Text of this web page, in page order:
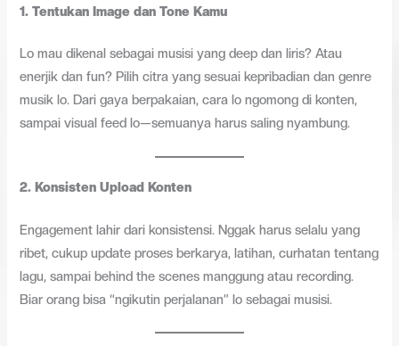
1.Tentukan Image dan Tone Kamu
Lo mau dikenal sebagai musisi yang deep dan liris? Atau
enerjik dan fun? Pilih citra yang sesuai kepribadian dan genre
musik lo. Dari gaya berpakaian, cara lo ngomong di konten,
sampai visual feed lo—semuanya harus saling nyambung.
2.Konsisten Upload Konten
Engagement lahir dari konsistensi. Nggak harus selalu yang
ribet, cukup update proses berkarya, latihan, curhatan tentang
lagu, sampai behind the scenes manggung atau recording.
Biar orang bisa “ngikutin perjalanan” lo sebagai musisi.